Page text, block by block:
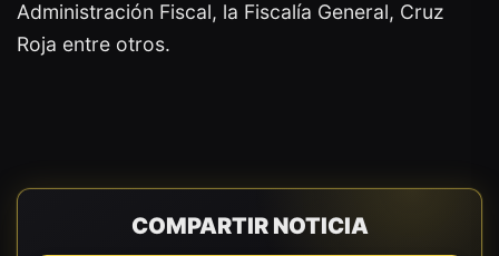
Administración Fiscal, la Fiscalía General, Cruz
Roja entre otros.
COMPARTIR NOTICIA